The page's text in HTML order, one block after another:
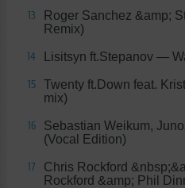
13 Roger Sanchez &amp;
Remix)
14 Lisitsyn ft.Stepanov —
15 Twenty ft.Down feat.
mix)
16 Sebastian Weikum,
(Vocal Edition)
17 Chris Rockford
Rockford &amp; Phil